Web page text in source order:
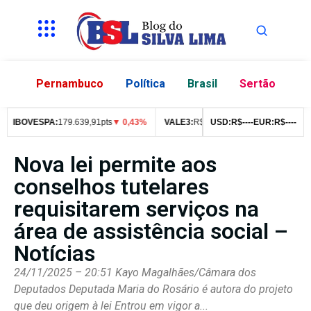
Pernambuco Política Brasil Sertão
IBOVESPA:179.639,91pts▼ 0,43% VALE3:R$76,99▼ 2,49% ITUB4:R$
USD: R$----EUR: R$----
Nova lei permite aos
conselhos tutelares
requisitarem serviços na
área de assistência social –
Notícias
24/11/2025 – 20:51 Kayo Magalhães/Câmara dos
Deputados Deputada Maria do Rosário é autora do projeto
que deu origem à lei Entrou em vigor a...